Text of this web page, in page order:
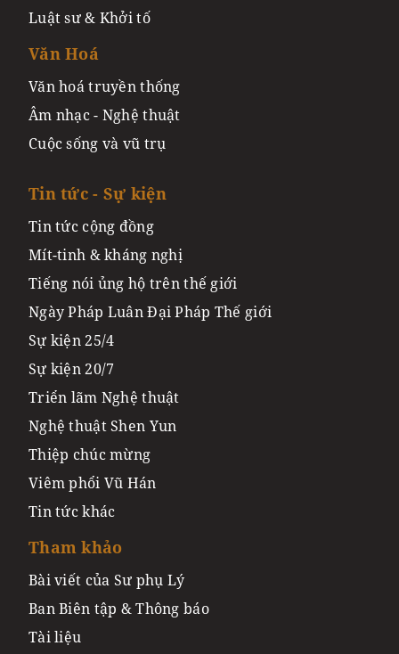
Luật sư & Khởi tố
Văn Hoá
Văn hoá truyền thống
Âm nhạc - Nghệ thuật
Cuộc sống và vũ trụ
Tin tức - Sự kiện
Tin tức cộng đồng
Mít-tinh & kháng nghị
Tiếng nói ủng hộ trên thế giới
Ngày Pháp Luân Đại Pháp Thế giới
Sự kiện 25/4
Sự kiện 20/7
Triển lãm Nghệ thuật
Nghệ thuật Shen Yun
Thiệp chúc mừng
Viêm phổi Vũ Hán
Tin tức khác
Tham khảo
Bài viết của Sư phụ Lý
Ban Biên tập & Thông báo
Tài liệu